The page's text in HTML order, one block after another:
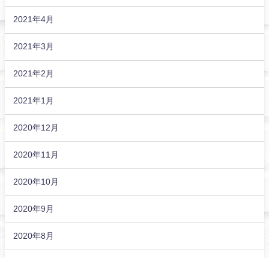
2021年4月
2021年3月
2021年2月
2021年1月
2020年12月
2020年11月
2020年10月
2020年9月
2020年8月